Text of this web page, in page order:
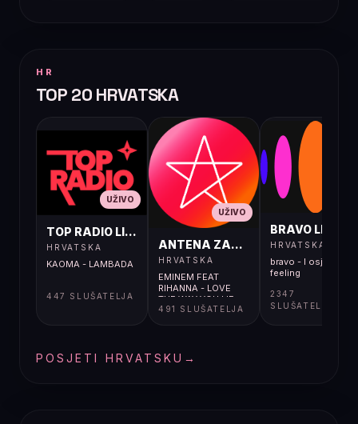
HR
TOP 20 HRVATSKA
UŽIVO
TOP RADIO LIVE
HRVATSKA
KAOMA - LAMBADA
447 SLUŠATELJA
UŽIVO
ANTENA ZAGREB LIVE
HRVATSKA
EMINEM FEAT
RIHANNA - LOVE
THE WAY YOU LIE
491 SLUŠATELJA
BRAVO LIVE
HRVATSKA
bravo - I osjećaj i
feeling
2347
SLUŠATELJA
POSJETI HRVATSKU →